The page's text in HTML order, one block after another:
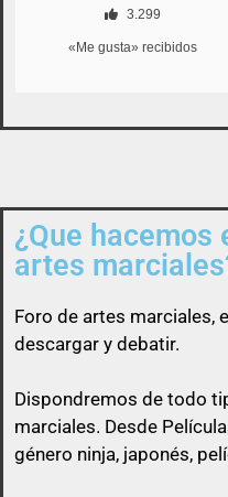
3.299
«Me gusta» recibidos
¿Que hacemos
artes
Foro de artes marciales,
descargar y debatir.
Dispondremos de todo
marciales. Desde
género ninja, japonés,